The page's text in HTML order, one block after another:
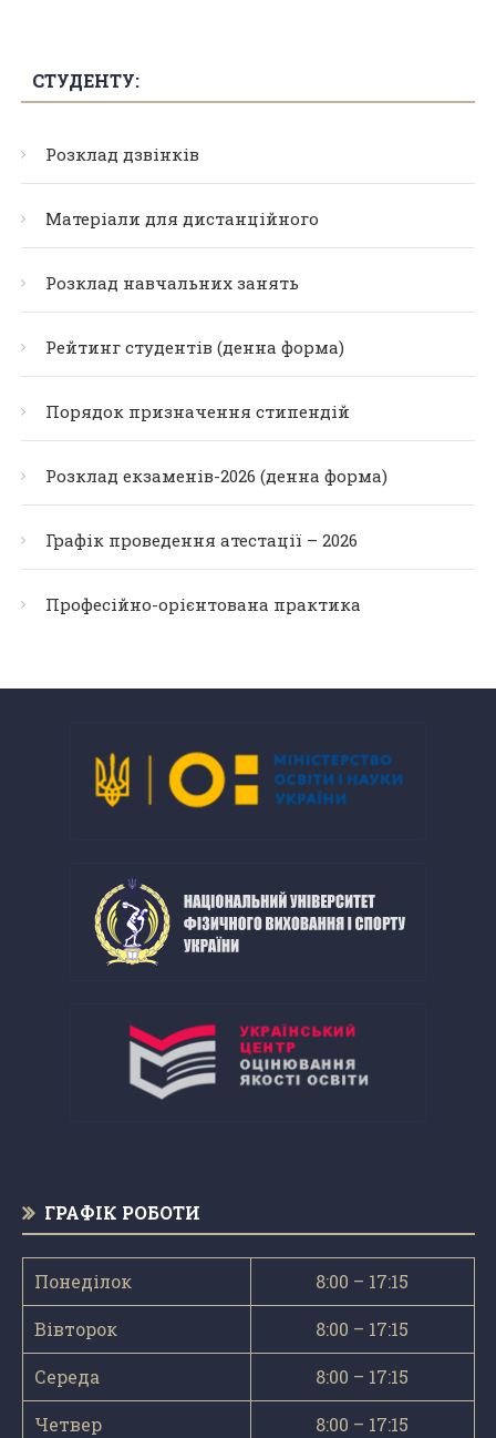
СТУДЕНТУ:
Розклад дзвінків
Матеріали для дистанційного
Розклад навчальних занять
Рейтинг студентів (денна форма)
Порядок призначення стипендій
Розклад екзаменів-2026 (денна форма)
Графік проведення атестації – 2026
Професійно-орієнтована практика
ГРАФІК РОБОТИ
Понеділок 8:00 – 17:15
Вівторок 8:00 – 17:15
Середа 8:00 – 17:15
Четвер 8:00 – 17:15